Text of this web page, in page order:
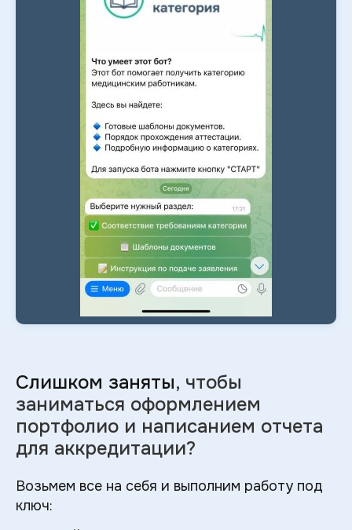
Слишком заняты, чтобы
заниматься оформлением
портфолио и написанием отчета
для аккредитации?
Возьмем все на себя и выполним работу под
ключ: